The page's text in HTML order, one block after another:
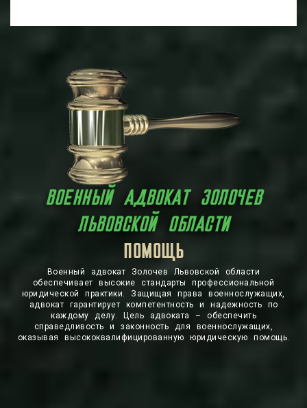
ВОЕННЫЙ АДВОКАТ ЗОЛОЧЕВ
ЛЬВОВСКОЙ ОБЛАСТИ
ЗАЩИТА
СПРАВЕДЛИВОСТЬ
Военный адвокат Золочев Львовской области
обеспечивает высокие стандарты профессиональной
юридической практики. Защищая права военнослужащих,
адвокат гарантирует компетентность и надежность по
каждому делу. Цель адвоката – обеспечить
справедливость и законность для военнослужащих,
оказывая высококвалифицированную юридическую помощь.